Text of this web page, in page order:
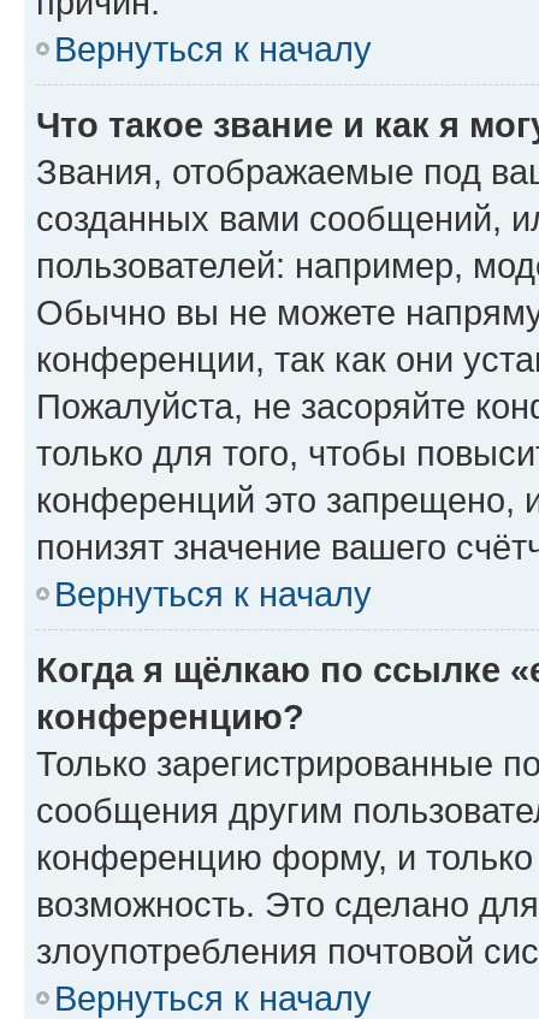
Вернуться к началу
Что такое звание и как я
Звания, отображаемые под
созданных вами сообщений,
пользователей: например,
Обычно вы не можете
конференции, так как они
Пожалуйста, не засоряйте
только для того, чтобы
конференций это запрещено,
понизят значение вашего
Вернуться к началу
Когда я щёлкаю по ссылке
конференцию?
Только зарегистрированные
сообщения другим
конференцию форму, и
возможность. Это сделано
злоупотребления почтовой
Вернуться к началу